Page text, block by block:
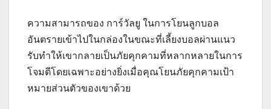
ความสามารถของ การ์วัลยู ในการโยนลูกบอล
อันตรายเข้าไปในกล่องในขณะที่เลี้ยงบอลผ่านแนว
รับทำให้เขากลายเป็นภัยคุกคามที่หลากหลายในการ
โจมตีโดยเฉพาะอย่างยิ่งเมื่อคุณโยนภัยคุกคามเป้า
หมายส่วนตัวของเขาด้วย